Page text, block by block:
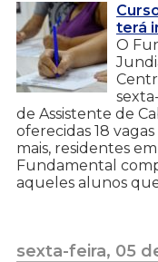
terá
O
de Assistente de
oferecidas 18
mais, residentes
Fundamental
aqueles alunos
sexta-feira, 05